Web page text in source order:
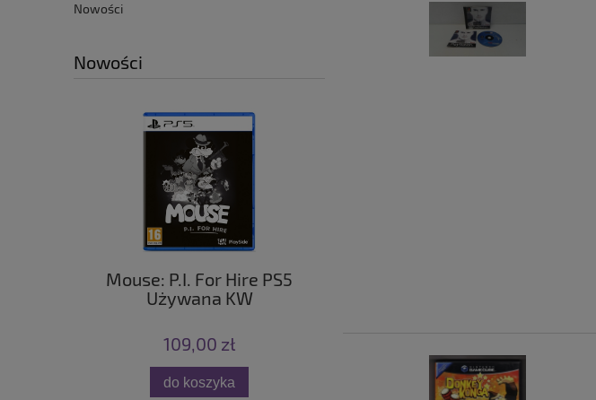
Nowości
Nowości
Mouse: P.I. For Hire PS5
Używana KW
109,00 zł
do koszyka